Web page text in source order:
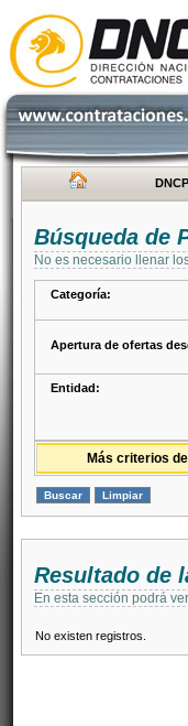
DNCP
Búsqueda de
No es necesario llenar
Categoría:
Apertura de ofertas
Entidad:
Más criterios
Resultado de
En esta sección podrá
No existen registros.